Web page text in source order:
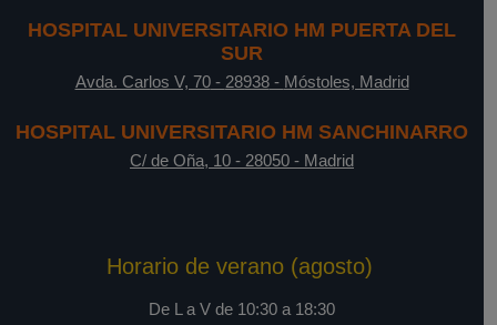
HOSPITAL UNIVERSITARIO HM PUERTA DEL
SUR
Avda. Carlos V, 70- 28938- Móstoles, Madrid
HOSPITAL UNIVERSITARIO HM SANCHINARRO
C/ de Oña, 10 - 28050 - Madrid
Horario de verano (agosto)
De L a V de 10:30 a 18:30